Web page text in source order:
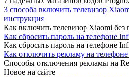
3 способа включить телевизор
инструкция
Как включить телевизор Xiaomi без
Как сбросить пароль на телефоне
Как сбросить пароль на телефоне
Как отключить рекламу на
Способы отключения рекламы на
Новое на сайте